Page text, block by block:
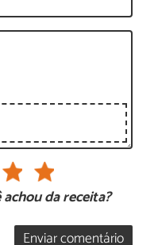
da receita?
Enviar comentário